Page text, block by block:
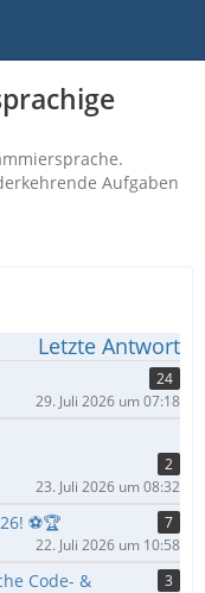
Aufgaben
Letzte Antwort
24
29. Juli 2026 um 07:18
2
23. Juli 2026 um 08:32
⚽🏆
7
22. Juli 2026 um 10:58
Code- &
3